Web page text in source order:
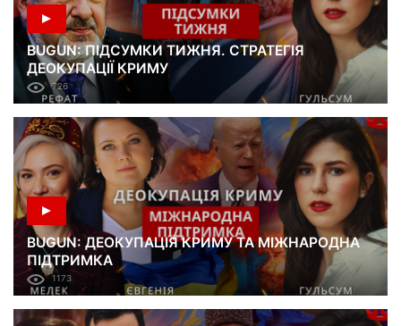
BUGUN: ПІДСУМКИ ТИЖНЯ. СТРАТЕГІЯ
ДЕОКУПАЦІЇ КРИМУ
726
BUGUN: ДЕОКУПАЦІЯ КРИМУ ТА МІЖНАРОДНА
ПІДТРИМКА
1173